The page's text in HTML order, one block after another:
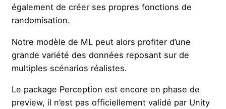
également de créer ses propres fonctions de
randomisation.
Notre modèle de ML peut alors profiter d’une
grande variété des données reposant sur de
multiples scénarios réalistes.
Le package Perception est encore en phase de
preview, il n’est pas officiellement validé par Unity